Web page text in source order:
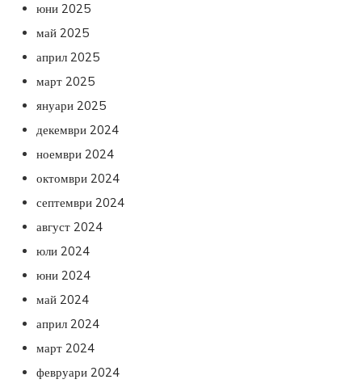
юни 2025
май 2025
април 2025
март 2025
януари 2025
декември 2024
ноември 2024
октомври 2024
септември 2024
август 2024
юли 2024
юни 2024
май 2024
април 2024
март 2024
февруари 2024